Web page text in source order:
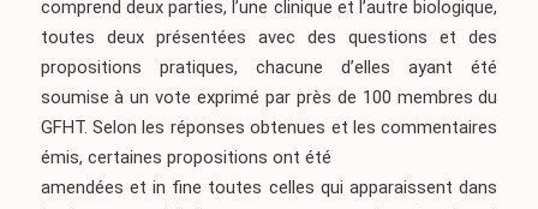
comprend deux parties, l’une clinique et l’autre biologique,
toutes deux présentées avec des questions et des
propositions pratiques, chacune d’elles ayant été
soumise à un vote exprimé par près de 100 membres du
GFHT. Selon les réponses obtenues et les commentaires
émis, certaines propositions ont été
amendées et in fine toutes celles qui apparaissent dans